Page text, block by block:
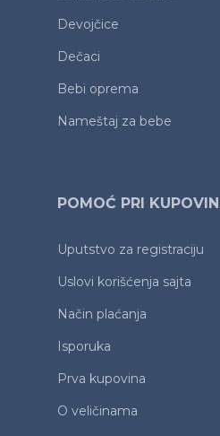
Devojčice
Dečaci
Bebi oprema
Nameštaj za bebe
POMOĆ PRI
Uputstvo za registraciju
Uslovi korišćenja sajta
Način plaćanja
Isporuka
Prva kupovina
O veličinama